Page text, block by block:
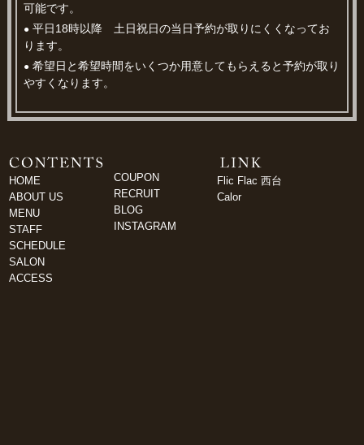
可能です。
● 平日18時以降 土日祝日の当日予約が取りにくくなってお
ります。
● 希望日と希望時間をいくつか用意してもらえると予約が取り
やすくなります。
HOME
ABOUT US
MENU
STAFF
SCHEDULE
SALON
ACCESS
COUPON
RECRUIT
BLOG
INSTAGRAM
Flic Flac 西台
Calor